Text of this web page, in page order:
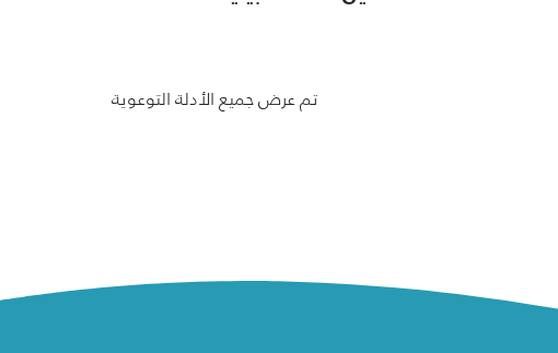
تم عرض جميع الأدلة التوعوية